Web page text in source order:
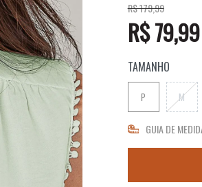
R$ 179,99
R$ 79,99
TAMANHO
P M
GUIA DE